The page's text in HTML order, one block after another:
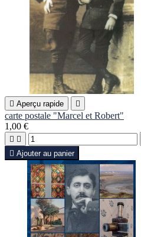
 Aperçu rapide 
carte postale "Marcel et Robert"
1,00 €
 
 Ajouter au panier